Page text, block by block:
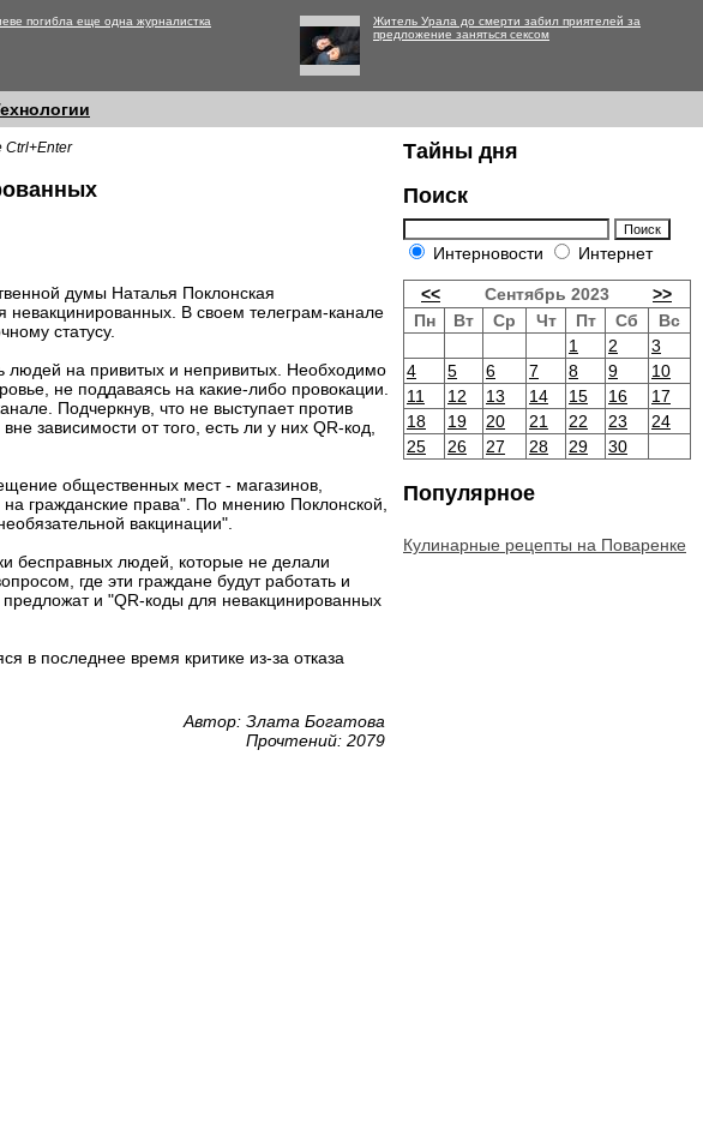
погибла еще одна журналистка
Житель Урала до смерти забил приятелей за
предложение заняться сексом
думы Наталья Поклонская
В своем телеграм-канале
статусу.
людей на привитых и непривитых. Необходимо
не поддаваясь на какие-либо провокации.
Подчеркнув, что не выступает против
зависимости от того, есть ли у них QR-код,
общественных мест - магазинов,
на гражданские права". По мнению Поклонской,
вакцинации".
бесправных людей, которые не делали
где эти граждане будут работать и
и "QR-коды для невакцинированных
в последнее время критике из-за отказа
Автор: Злата Богатова
Прочтений: 2079
Тайны дня
Поиск
Интерновости Интернет
<< Сентябрь 2023
>>
Пн
Вт Ср Чт Пт Сб
Вс
1
2
3
4
5 6 7 8 9
10
11
12 13 14 15 16
17
18
19 20 21 22 23
24
25
26 27 28 29 30
Популярное
Кулинарные рецепты на Поваренке